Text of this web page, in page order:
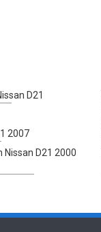
D21
2007
Nissan D21 2000